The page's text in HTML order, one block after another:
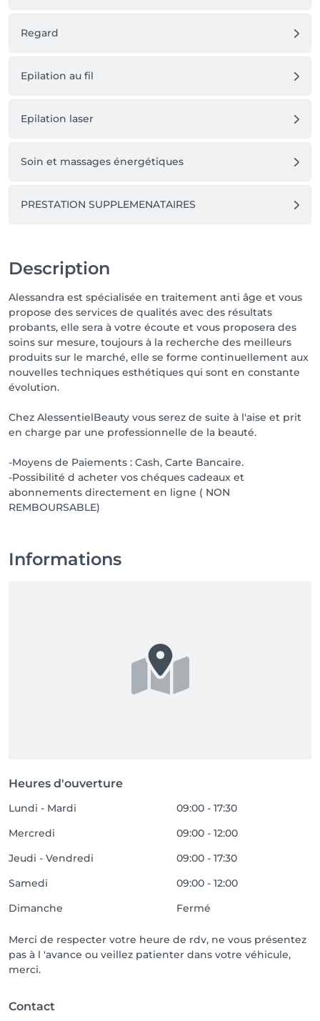
Regard
Epilation au fil
Epilation laser
Soin et massages énergétiques
PRESTATION SUPPLEMENATAIRES
Description
Alessandra est spécialisée en traitement anti âge et vous
propose des services de qualités avec des résultats
probants, elle sera à votre écoute et vous proposera des
soins sur mesure, toujours à la recherche des meilleurs
produits sur le marché, elle se forme continuellement aux
nouvelles techniques esthétiques qui sont en constante
évolution.
Chez AlessentielBeauty vous serez de suite à l'aise et prit
en charge par une professionnelle de la beauté.
-Moyens de Paiements : Cash, Carte Bancaire.
-Possibilité d acheter vos chéques cadeaux et
abonnements directement en ligne ( NON
REMBOURSABLE)
Informations
Heures d'ouverture
Lundi - Mardi
09:00 - 17:30
Mercredi
09:00 - 12:00
Jeudi - Vendredi
09:00 - 17:30
Samedi
09:00 - 12:00
Dimanche
Fermé
Merci de respecter votre heure de rdv, ne vous présentez
pas à l 'avance ou veillez patienter dans votre véhicule,
merci.
Contact